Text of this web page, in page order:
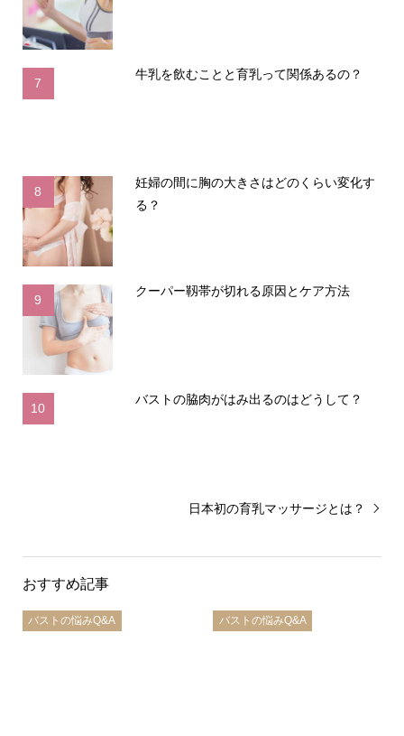
7
牛乳を飲むことと育乳って関係あるの？
8
妊婦の間に胸の大きさはどのくらい変化す
る？
9
クーパー靱帯が切れる原因とケア方法
10
バストの脇肉がはみ出るのはどうして？
日本初の育乳マッサージとは？
おすすめ記事
バストの悩みQ&A バストの悩みQ&A